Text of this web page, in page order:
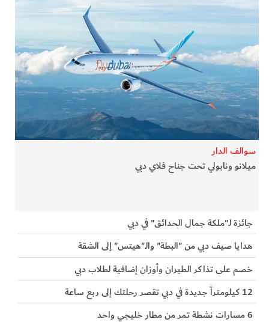
فيديو
كل الأقسام
أبناء الديرة
الفرجان
تكنولوجيا
من العالم
سوالف الدار
ميلانو ونابولي تحت جناح فلاي دبي
جائزة لـ"ملكة جمال الحدائق" في دبي
هدايا صيف دبي من "البطة" والـ"هيتس" إلى الشقة
خصم على تذاكر الطيران وأوزان إضافية لطلاب دبي
12 كيلومتراً جديدة في دبي تقصر رحلتك إلى ربع ساعة
6 مسارات نشطة تمر من مطار خليجي واحد